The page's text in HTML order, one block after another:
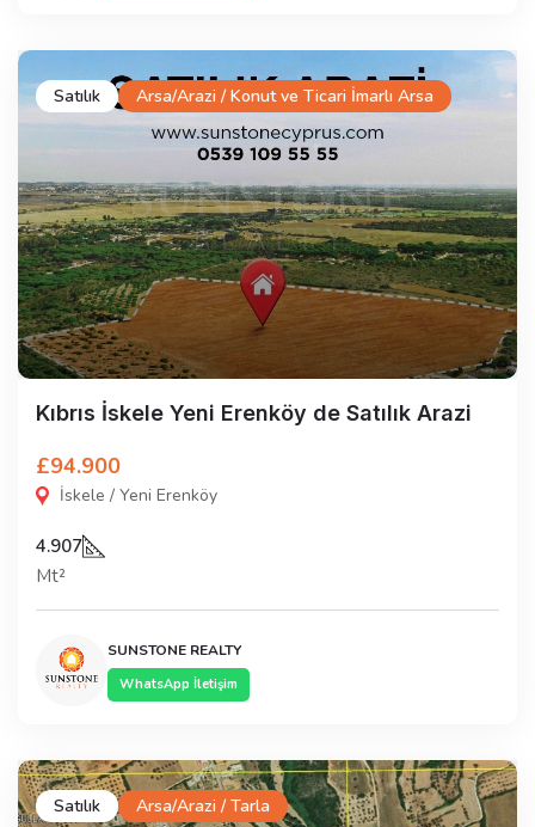
Satılık Arsa/Arazi / Konut ve Ticari İmarlı Arsa
Kıbrıs İskele Yeni Erenköy de Satılık Arazi
£94.900
İskele / Yeni Erenköy
4.907
Mt²
SUNSTONE REALTY
WhatsApp İletişim
Satılık Arsa/Arazi / Tarla